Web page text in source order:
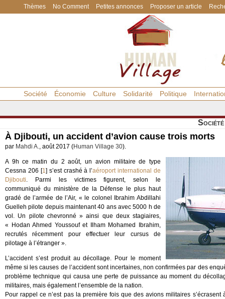
Thèmes No Comment Petites annonces Proposer un article
Société Économie Culture Solidarité Politique
Société
À Djibouti, un accident d’avion cause trois morts
par Mahdi A., août 2017 (Human Village 30).
A 9h ce matin du 2 août, un avion militaire de type
Cessna 206 [1] s’est crashé à l’aéroport international de
Djibouti. Parmi les victimes figurent, selon le
communiqué du ministère de la Défense le plus haut
gradé de l’armée de l’Air, « le colonel Ibrahim Abdillahi
Guelleh pilote depuis maintenant 40 ans avec 5000 h de
vol. Un pilote chevronné » ainsi que deux stagiaires,
« Hodan Ahmed Youssouf et Ilham Mohamed Ibrahim,
recrutés récemment pour effectuer leur cursus de
pilotage à l’étranger ».
L’accident s’est produit au décollage. Pour le moment
même si les causes de l’accident sont incertaines, non confirmées par des
problème technique qui causa une perte de puissance au moment du
militaires, mais également l’ensemble de la nation.
Pour rappel ce n’est pas la première fois que des avions militaires